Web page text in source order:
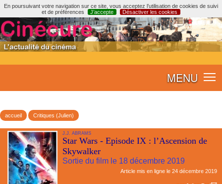
En poursuivant votre navigation sur ce site, vous acceptez l’utilisation de cookies de suivi
et de préférences
J’accepte Désactiver les cookies
MENU
accueil Critiques (Julien)
J.J. ABRAMS
Star Wars - Episode IX : l’Ascension de
Skywalker
Sortie du film le 18 décembre 2019
Article mis en ligne le 24 décembre 2019